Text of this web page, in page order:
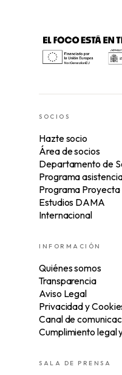
SOCIOS
Hazte socio
Área de socios
Departamento de
Programa
Programa Proyecta
Estudios DAMA
Internacional
INFORMACIÓN
Quiénes somos
Transparencia
Aviso Legal
Privacidad y
Canal de
Cumplimiento legal
SALA DE PRENSA